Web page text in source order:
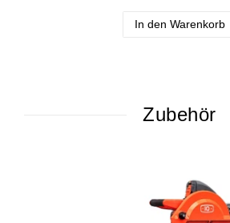
In den Warenkorb
Zubehör